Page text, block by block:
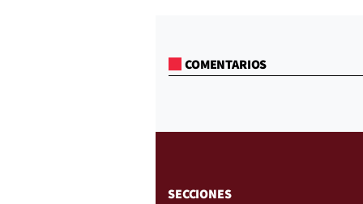
COMENTARIOS
SECCIONES